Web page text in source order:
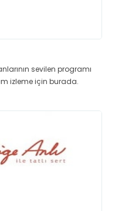
sevilen programı
izleme için burada.